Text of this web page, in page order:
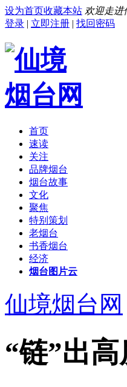
设为首页收藏本站 欢迎走进
登录 | 立即注册 | 找回密码
首页
速读
关注
品牌烟台
烟台故事
文化
聚焦
特别策划
老烟台
书香烟台
经济
烟台图片云
仙境烟台网
“链”出